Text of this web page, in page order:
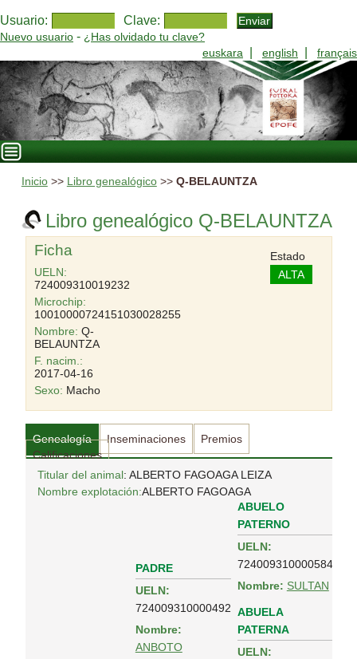
Usuario: Clave:
Nuevo usuario - ¿Has olvidado tu clave?
euskara
english français
Inicio>> Libro genealógico>> Q-BELAUNTZA
Libro genealógico Q-BELAUNTZA
Ficha
UELN:
724009310019232
Microchip:
10010000724151030028255
Nombre: Q-
BELAUNTZA
F. nacim.:
2017-04-16
Sexo: Macho
Estado
ALTA
Genealogía Inseminaciones
Premios
Calificaciones
Titular del animal: ALBERTO FAGOAGA LEIZA
Nombre explotación:ALBERTO FAGOAGA
PADRE
UELN:
724009310000492
Nombre:
ANBOTO
ABUELO
PATERNO
UELN:
724009310000584
Nombre: SULTAN
ABUELA
PATERNA
UELN: